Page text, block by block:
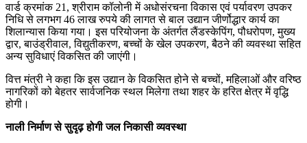
वार्ड क्रमांक 21, श्रीराम कॉलोनी में अधोसंरचना विकास एवं पर्यावरण उपकर
निधि से लगभग 46 लाख रुपये की लागत से बाल उद्यान जीर्णोद्धार कार्य का
शिलान्यास किया गया। इस परियोजना के अंतर्गत लैंडस्केपिंग, पौधरोपण, मुख्य
द्वार, बाउंड्रीवाल, विद्युतीकरण, बच्चों के खेल उपकरण, बैठने की व्यवस्था सहित
अन्य सुविधाएं विकसित की जाएंगी।
वित्त मंत्री ने कहा कि इस उद्यान के विकसित होने से बच्चों, महिलाओं और वरिष्ठ
नागरिकों को बेहतर सार्वजनिक स्थल मिलेगा तथा शहर के हरित क्षेत्र में वृद्धि
होगी।
नाली निर्माण से सुदृढ़ होगी जल निकासी व्यवस्था